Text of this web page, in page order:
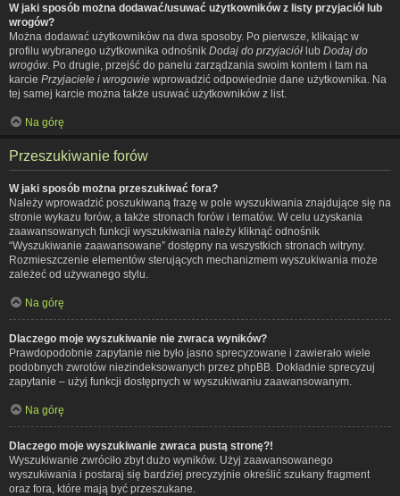
W jaki sposób można dodawać/usuwać użytkowników z listy przyjaciół lub
wrogów?
Można dodawać użytkowników na dwa sposoby. Po pierwsze, klikając w
profilu wybranego użytkownika odnośnik Dodaj do przyjaciół lub Dodaj do
wrogów . Po drugie, przejść do panelu zarządzania swoim kontem i tam na
karcie Przyjaciele i wrogowie wprowadzić odpowiednie dane użytkownika. Na
tej samej karcie można także usuwać użytkowników z list.
Na górę
Przeszukiwanie forów
W jaki sposób można przeszukiwać fora?
Należy wprowadzić poszukiwaną frazę w pole wyszukiwania znajdujące się na
stronie wykazu forów, a także stronach forów i tematów. W celu uzyskania
zaawansowanych funkcji wyszukiwania należy kliknąć odnośnik
“Wyszukiwanie zaawansowane” dostępny na wszystkich stronach witryny.
Rozmieszczenie elementów sterujących mechanizmem wyszukiwania może
zależeć od używanego stylu.
Na górę
Dlaczego moje wyszukiwanie nie zwraca wyników?
Prawdopodobnie zapytanie nie było jasno sprecyzowane i zawierało wiele
podobnych zwrotów niezindeksowanych przez phpBB. Dokładnie sprecyzuj
zapytanie – użyj funkcji dostępnych w wyszukiwaniu zaawansowanym.
Na górę
Dlaczego moje wyszukiwanie zwraca pustą stronę?!
Wyszukiwanie zwróciło zbyt dużo wyników. Użyj zaawansowanego
wyszukiwania i postaraj się bardziej precyzyjnie określić szukany fragment
oraz fora, które mają być przeszukane.